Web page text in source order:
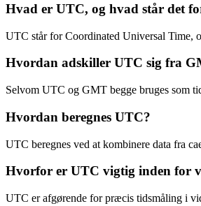
Hvad er UTC, og hvad står det
UTC står for Coordinated Universal Time,
Hvordan adskiller UTC sig fra
Selvom UTC og GMT begge bruges som
Hvordan beregnes UTC?
UTC beregnes ved at kombinere data fra
Hvorfor er UTC vigtig inden for
UTC er afgørende for præcis tidsmåling i